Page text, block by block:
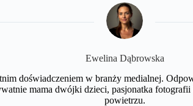
​Ewelina Dąbrowska
doświadczeniem w branży medialnej.
mama dwójki dzieci, pasjonatka
powietrzu.​